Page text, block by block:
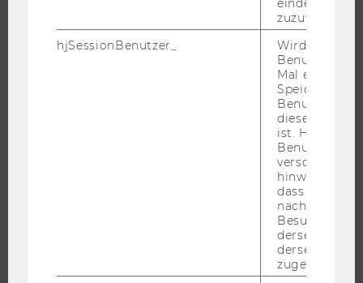
STUDIUM
INTERNATIONALE UND INCOMING EXCHANGE STUDIERENDE
ANGEBOTE FÜR SCHULEN UND STUDIENINTERESSIERTE
eindeutige ID
zuzuweisen
hjSessionBenutzer_
Wird gesetzt,
Benutzer
Mal eine
Speichert die
Benutzer-ID,
diese Seite
ist. Hotjar
Benutzer
verschiedene
hinweg.Stellt
dass Daten
Besuchen auf
derselben
derselben
zugeordnet